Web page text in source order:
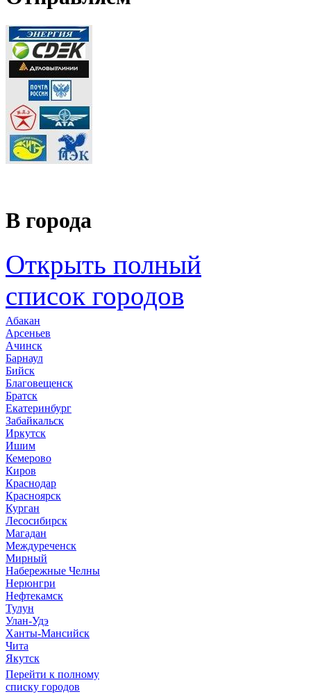
В города
Открыть полный
список городов
Абакан
Арсеньев
Ачинск
Барнаул
Бийск
Благовещенск
Братск
Екатеринбург
Забайкальск
Иркутск
Ишим
Кемерово
Киров
Краснодар
Красноярск
Курган
Лесосибирск
Магадан
Междуреченск
Мирный
Набережные Челны
Нерюнгри
Нефтекамск
Тулун
Улан-Удэ
Ханты-Мансийск
Чита
Якутск
Перейти к полному
списку городов